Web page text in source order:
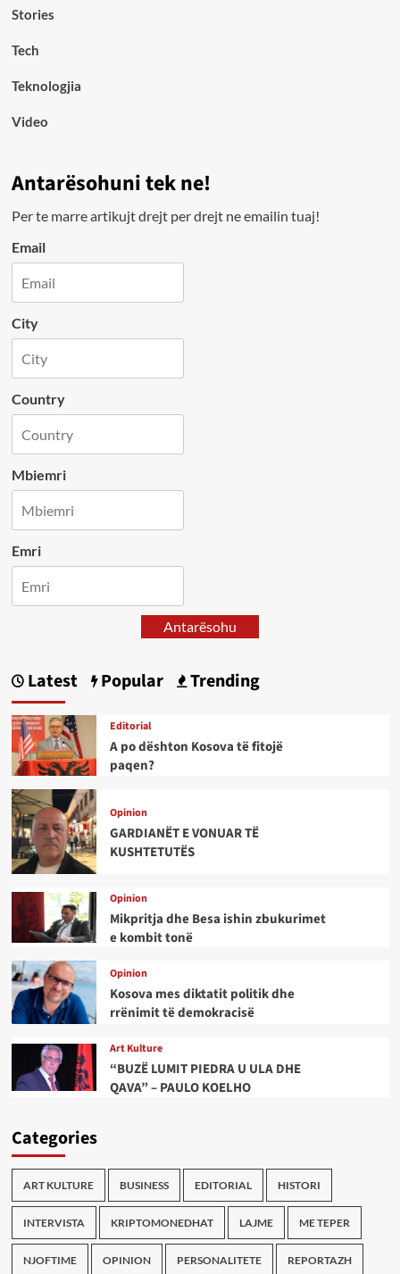
Stories
Tech
Teknologjia
Video
Antarësohuni tek ne!
Per te marre artikujt drejt per drejt ne emailin tuaj!
Email
City
Country
Mbiemri
Emri
Antarësohu
Latest Popular Trending
Editorial
A po dështon Kosova të fitojë
paqen?
Opinion
GARDIANËT E VONUAR TË
KUSHTETUTËS
Opinion
Mikpritja dhe Besa ishin zbukurimet
e kombit tonë
Opinion
Kosova mes diktatit politik dhe
rrënimit të demokracisë
Art Kulture
“BUZË LUMIT PIEDRA U ULA DHE
QAVA” – PAULO KOELHO
Categories
ART KULTURE BUSINESS EDITORIAL HISTORI
INTERVISTA KRIPTOMONEDHAT LAJME ME TEPER
NJOFTIME OPINION PERSONALITETE REPORTAZH